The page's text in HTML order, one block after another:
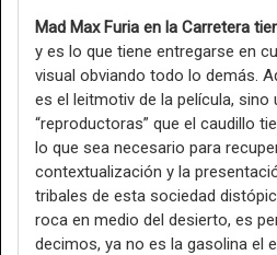
Mad Max Furia en la Carretera
y es lo que tiene entregarse en
visual obviando todo lo demás.
es el leitmotiv de la película, sino
“reproductoras” que el caudillo
lo que sea necesario para
contextualización y la
tribales de esta sociedad
roca en medio del desierto, es
decimos, ya no es la gasolina el